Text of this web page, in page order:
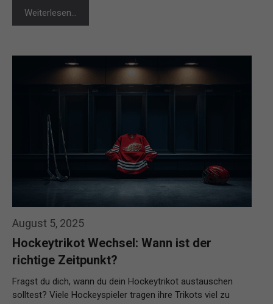
Weiterlesen…
August 5, 2025
Hockeytrikot Wechsel: Wann ist der
richtige Zeitpunkt?
Fragst du dich, wann du dein Hockeytrikot austauschen
solltest? Viele Hockeyspieler tragen ihre Trikots viel zu